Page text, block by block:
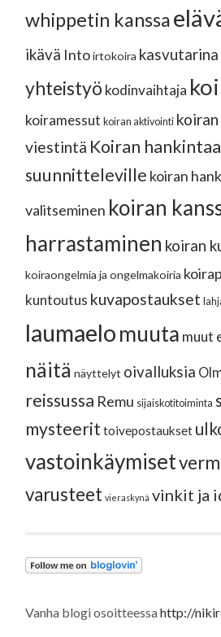
whippetin kanssa
ikävä Intoirtokoira kasvutarina
yhteistyö kodinvaihtaja
koiramessut koiran aktivointi
viestintä Koiran hankintaa
suunnitteleville koiran
valitseminen koiran
harrastaminen koiran
koiraongelmia ja ongelmakoiria
kuntoutus kuvapostaukset
laumaelomuuta muut
näitä näyttelyt oivalluksia
reissussa Remu sijaiskotitoiminta
mysteerit toivepostaukset
vastoinkäymiset
varusteet vieraskynä vinkit ja
Vanha blogi osoitteessahttp://